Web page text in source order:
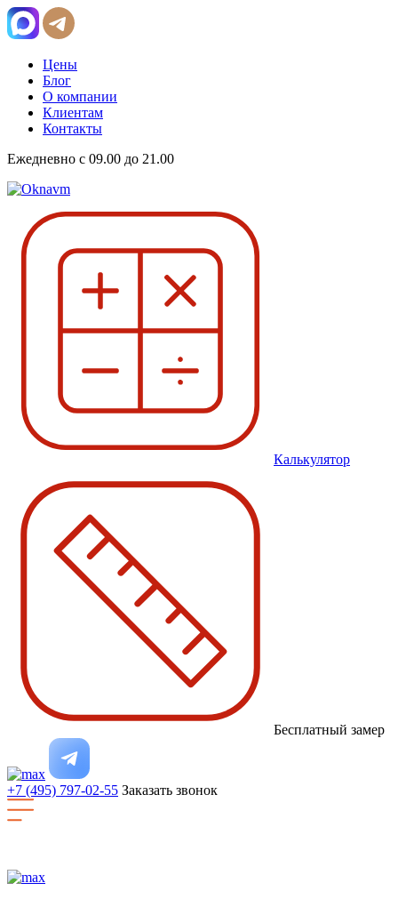
Цены
Блог
О компании
Клиентам
Контакты
Ежедневно с 09.00 до 21.00
Калькулятор
Бесплатный замер
+7 (495) 797-02-55 Заказать звонок